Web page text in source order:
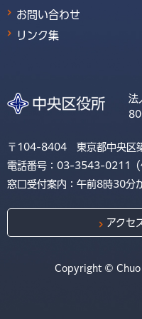
お問い合わせ
リンク集
法
〒104-8404 東京都中央区
電話番号：03-3543-0211（
窓口受付案内：午前8時30分
アクセ
Copyright © Chuo